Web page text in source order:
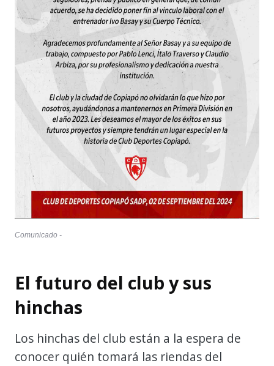
Comunicado -
El futuro del club y sus
hinchas
Los hinchas del club están a la espera de
conocer quién tomará las riendas del